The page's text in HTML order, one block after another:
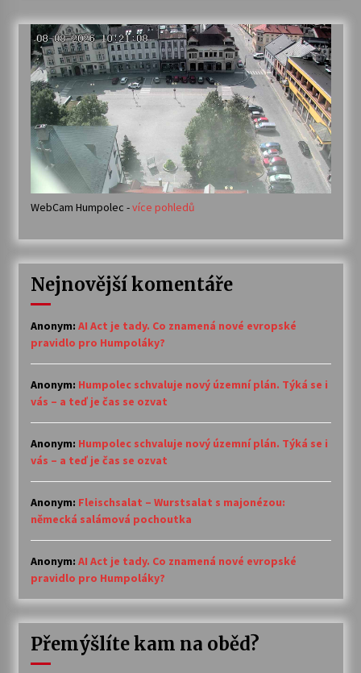
WebCam Humpolec -více pohledů
Nejnovější komentáře
Anonym: AI Act je tady. Co znamená nové evropské
pravidlo pro Humpoláky?
Anonym: Humpolec schvaluje nový územní plán. Týká se i
vás – a teď je čas se ozvat
Anonym: Humpolec schvaluje nový územní plán. Týká se i
vás – a teď je čas se ozvat
Anonym: Fleischsalat – Wurstsalat s majonézou:
německá salámová pochoutka
Anonym: AI Act je tady. Co znamená nové evropské
pravidlo pro Humpoláky?
Přemýšlíte kam na oběd?